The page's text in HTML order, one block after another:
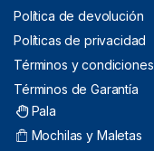
Política de devolución
Políticas de privacidad
Términos y condiciones
Términos de Garantía
Pala
Mochilas y Maletas